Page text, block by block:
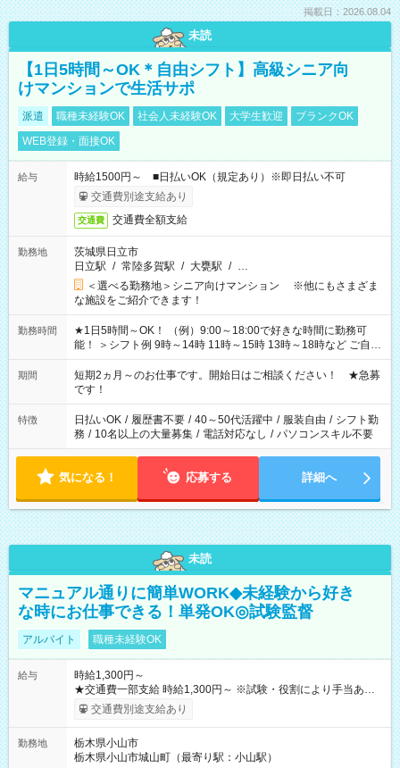
掲載日：2026.08.04
未読
【1日5時間～OK＊自由シフト】高級シニア向
けマンションで生活サポ
派遣 職種未経験OK 社会人未経験OK 大学生歓迎
ブランクOK
WEB登録・面接OK
給与
時給1500円～ ■日払いOK（規定あり）※即日払い不可
交通費別途支給あり
交通費 交通費全額支給
勤務地
茨城県日立市
日立駅 / 常陸多賀駅 / 大甕駅 / …
＜選べる勤務地＞シニア向けマンション ※他にもさまざま
な施設をご紹介できます！
勤務時間
★1日5時間～OK！ （例）9:00～18:00で好きな時間に勤務可
能！ ＞シフト例 9時～14時 11時～15時 13時～18時など ご自身
のご都合に合わせて勤務時間をご相談ください！ ★家庭の都合
でお休みや時間の調整が必要な場合も遠慮なくご相談くださ
い。
期間
短期2ヵ月～のお仕事です。開始日はご相談ください！ ★急募
です！
特徴 日払いOK / 履歴書不要 / 40～50代活躍中 / 服装自由 / シフト勤
務 / 10名以上の大量募集 / 電話対応なし / パソコンスキル不要
気になる！ 応募する 詳細へ
未読
マニュアル通りに簡単WORK◆未経験から好き
な時にお仕事できる！単発OK◎試験監督
アルバイト 職種未経験OK
給与
時給1,300円～
★交通費一部支給 時給1,300円～ ※試験・役割により手当あり
※勤務回数により昇給あり 【即給（前払い）オプションあ
り！】 希望される場合、勤務から1週間ほどで給与の一部を受け
例】 ・河合塾模擬試験 8:30～17:30（休憩1時間） 時給1,300円
×8時間＝日収10,400円＋交通費 ※当日の役割により時給＋100
交通費別途支給あり
勤務地
栃木県小山市
栃木県小山市城山町（最寄り駅：小山駅）